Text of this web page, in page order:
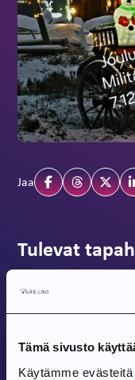
Tämä sivusto
Käytämme
Jaa
Tulevat
Parkanon
Parkanon tori